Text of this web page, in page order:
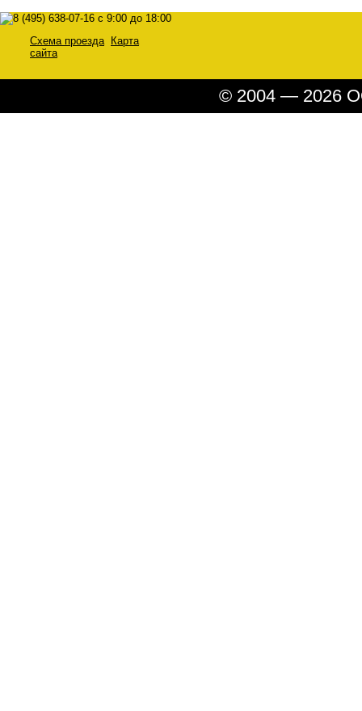
Схема проезда
Карта
сайта
© 2004 — 2026